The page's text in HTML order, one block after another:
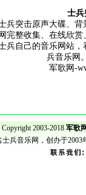
士兵
兵突击原声大碟、
网完整收集、在线欣
兵自己的音乐网站
兵音乐网
军歌网-
Copyright 2003-2018 军歌
士兵音乐网，创办于